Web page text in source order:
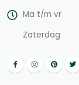
Ma t/m vr
Zaterdag